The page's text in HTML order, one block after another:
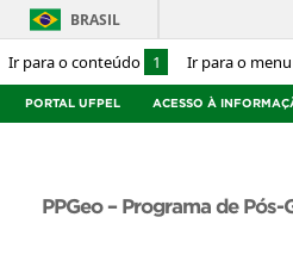
Ir para o conteúdo 1 Ir para o menu
BRASIL
PORTAL UFPEL ACESSO À
PPGeo – Programa de